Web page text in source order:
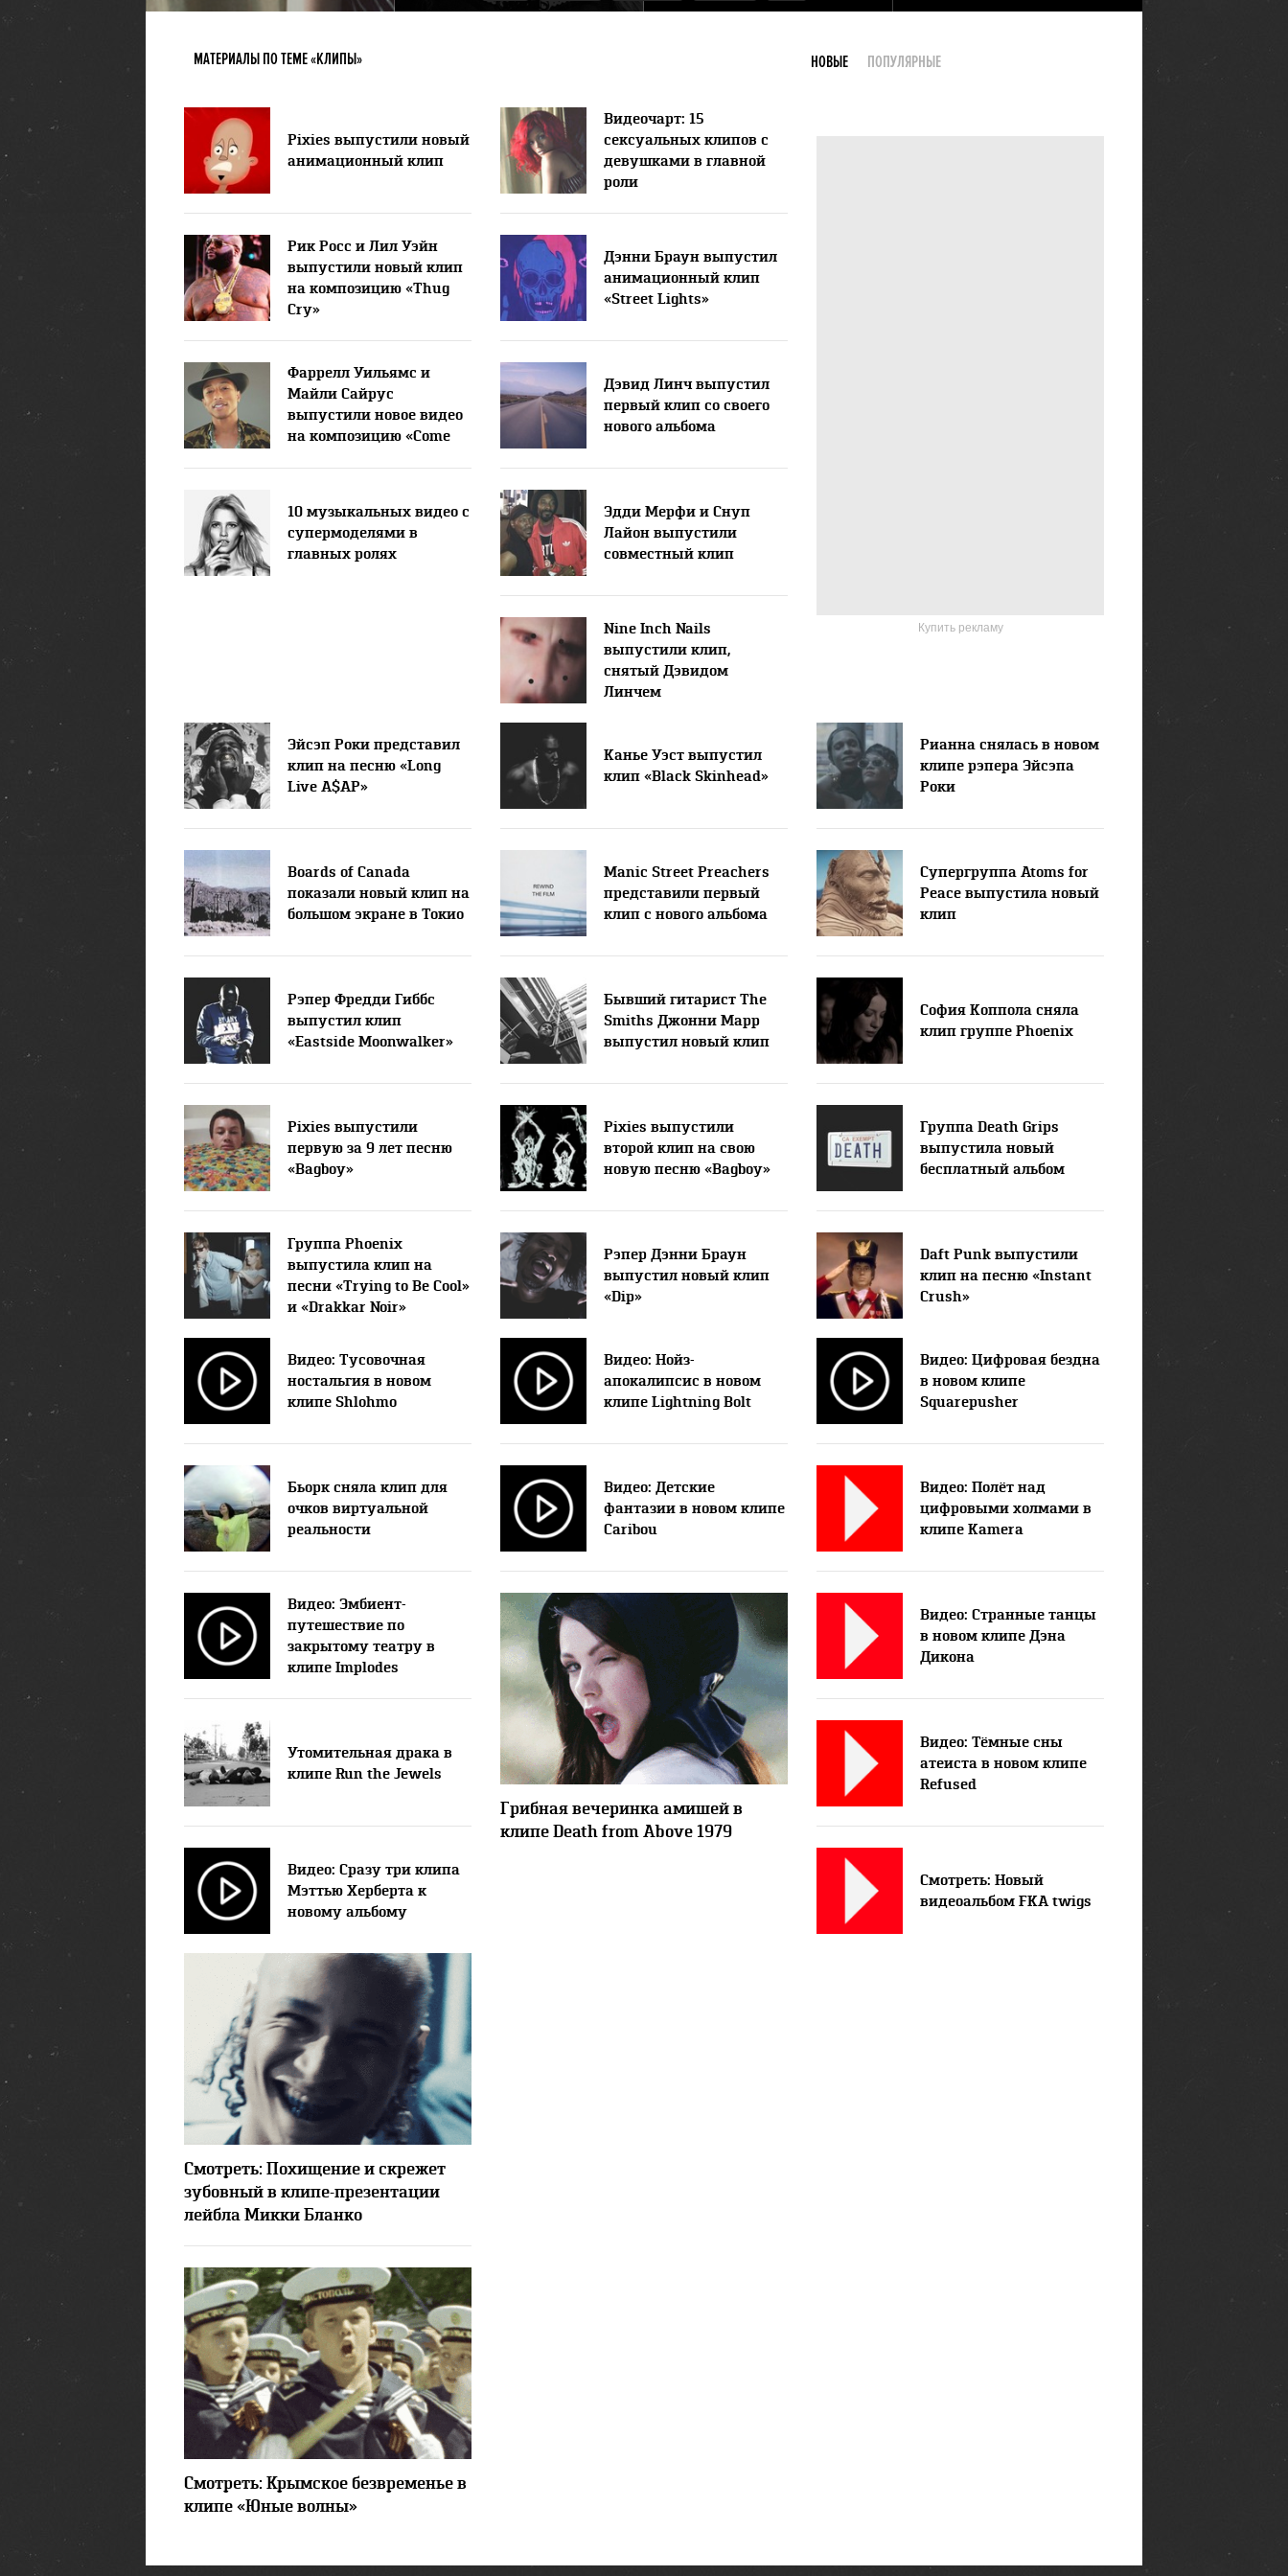
МАТЕРИАЛЫ ПО ТЕМЕ «КЛИПЫ» НОВЫЕ ПОПУЛЯРНЫЕ
Купить рекламу
Pixies выпустили новый
анимационный клип
Рик Росс и Лил Уэйн
выпустили новый клип
на композицию «Thug
Cry»
Фаррелл Уильямс и
Майли Сайрус
выпустили новое видео
на композицию «Come
10 музыкальных видео с
супермоделями в
главных ролях
Видеочарт: 15
сексуальных клипов с
девушками в главной
роли
Дэнни Браун выпустил
анимационный клип
«Street Lights»
Дэвид Линч выпустил
первый клип со своего
нового альбома
Эдди Мерфи и Снуп
Лайон выпустили
совместный клип
Nine Inch Nails
выпустили клип,
снятый Дэвидом
Линчем
Эйсэп Роки представил
клип на песню «Long
Live A$AP»
Boards of Canada
показали новый клип на
большом экране в Токио
Рэпер Фредди Гиббс
выпустил клип
«Eastside Moonwalker»
Pixies выпустили
первую за 9 лет песню
«Bagboy»
Группа Phoenix
выпустила клип на
песни «Trying to Be Cool»
и «Drakkar Noir»
Канье Уэст выпустил
клип «Black Skinhead»
Manic Street Preachers
представили первый
клип с нового альбома
Бывший гитарист The
Smiths Джонни Марр
выпустил новый клип
Pixies выпустили
второй клип на свою
новую песню «Bagboy»
Рэпер Дэнни Браун
выпустил новый клип
«Dip»
Рианна снялась в новом
клипе рэпера Эйсэпа
Роки
Супергруппа Atoms for
Peace выпустила новый
клип
София Коппола сняла
клип группе Phoenix
Группа Death Grips
выпустила новый
бесплатный альбом
Daft Punk выпустили
клип на песню «Instant
Crush»
Видео: Тусовочная
ностальгия в новом
клипе Shlohmo
Бьорк сняла клип для
очков виртуальной
реальности
Видео: Эмбиент-
путешествие по
закрытому театру в
клипе Implodes
Утомительная драка в
клипе Run the Jewels
Видео: Сразу три клипа
Мэттью Херберта к
новому альбому
Видео: Нойз-
апокалипсис в новом
клипе Lightning Bolt
Видео: Детские
фантазии в новом клипе
Caribou
Грибная вечеринка амишей в
клипе Death from Above 1979
Видео: Цифровая бездна
в новом клипе
Squarepusher
Видео: Полёт над
цифровыми холмами в
клипе Kamera
Видео: Странные танцы
в новом клипе Дэна
Дикона
Видео: Тёмные сны
атеиста в новом клипе
Refused
Смотреть: Новый
видеоальбом FKA twigs
Смотреть: Похищение и скрежет
зубовный в клипе-презентации
лейбла Микки Бланко
Смотреть: Крымское безвременье в
клипе «Юные волны»